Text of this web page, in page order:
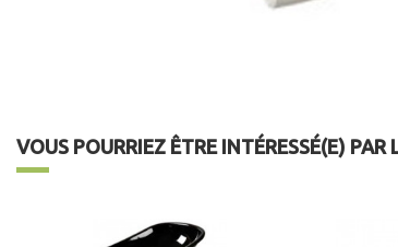
VOUS POURRIEZ ÊTRE INTÉRESSÉ(E) PAR